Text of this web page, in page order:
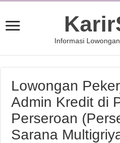
Informasi
Lowongan
Admin Kredit di
Perseroan
Sarana